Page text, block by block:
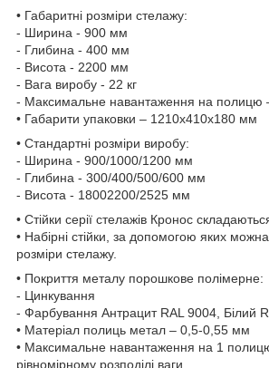
• Габаритні розміри стелажу:
- Ширина - 900 мм
- Глибина - 400 мм
- Висота - 2200 мм
- Вага виробу - 22 кг
- Максимальне навантаження на полицю
• Габарити упаковки – 1210х410х180 мм
• Стандартні розміри виробу:
- Ширина - 900/1000/1200 мм
- Глибина - 300/400/500/600 мм
- Висота - 18002200/2525 мм
• Стійки серії стелажів Кронос
• Набірні стійки, за допомогою яких
розміри стелажу.
• Покриття металу порошкове полімерне:
- Цинкування
- Фарбування Антрацит RAL 9004, Білий
• Матеріал полиць метал – 0,5-0,55 мм
• Максимальне навантаження на 1
рівномірному розподілі ваги